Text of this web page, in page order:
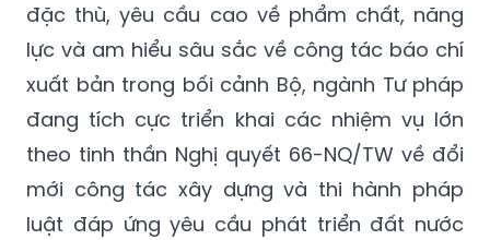
đặc thù, yêu cầu cao về phẩm chất, năng
lực và am hiểu sâu sắc về công tác báo chí
xuất bản trong bối cảnh Bộ, ngành Tư pháp
đang tích cực triển khai các nhiệm vụ lớn
theo tinh thần Nghị quyết 66-NQ/TW về đổi
mới công tác xây dựng và thi hành pháp
luật đáp ứng yêu cầu phát triển đất nước